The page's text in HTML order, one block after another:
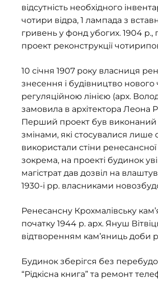
відсутність необхідного
чотири відра, 1 лампада з
гривень у фонд убогих. 1904 р.,
проект реконструкції
10 січня 1907 року власниця
знесення і будівництво
регуляційною лінією (арх.
замовила в архітектора Леона
Перший проект був виконаний
змінами, які стосувалися лише
використали стіни
зокрема, на проекті будинок
магістрат дав дозвіл на
1930-і рр. власниками
Ренесансну Крохмалівську
початку 1944 р. арх. Януш
відтворенням кам’яниць доби
Будинок зберігся без
“Рідкісна книга” та ремонт